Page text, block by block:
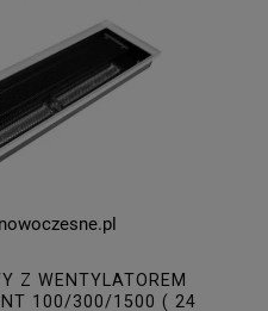
Z WENTYLATOREM
100/300/1500 ( 24